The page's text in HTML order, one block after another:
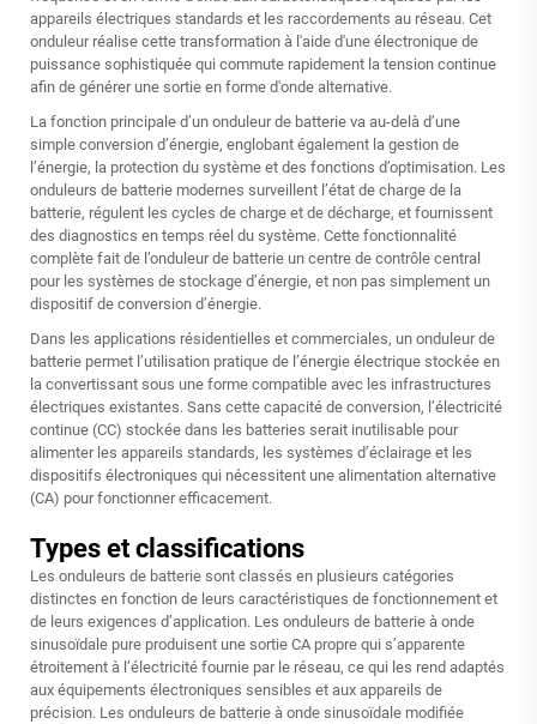
appareils électriques standards et les raccordements au réseau. Cet
onduleur réalise cette transformation à l'aide d'une électronique de
puissance sophistiquée qui commute rapidement la tension continue
afin de générer une sortie en forme d'onde alternative.
La fonction principale d’un onduleur de batterie va au-delà d’une
simple conversion d’énergie, englobant également la gestion de
l’énergie, la protection du système et des fonctions d’optimisation. Les
onduleurs de batterie modernes surveillent l’état de charge de la
batterie, régulent les cycles de charge et de décharge, et fournissent
des diagnostics en temps réel du système. Cette fonctionnalité
complète fait de l’onduleur de batterie un centre de contrôle central
pour les systèmes de stockage d’énergie, et non pas simplement un
dispositif de conversion d’énergie.
Dans les applications résidentielles et commerciales, un onduleur de
batterie permet l’utilisation pratique de l’énergie électrique stockée en
la convertissant sous une forme compatible avec les infrastructures
électriques existantes. Sans cette capacité de conversion, l’électricité
continue (CC) stockée dans les batteries serait inutilisable pour
alimenter les appareils standards, les systèmes d’éclairage et les
dispositifs électroniques qui nécessitent une alimentation alternative
(CA) pour fonctionner efficacement.
Types et classifications
Les onduleurs de batterie sont classés en plusieurs catégories
distinctes en fonction de leurs caractéristiques de fonctionnement et
de leurs exigences d’application. Les onduleurs de batterie à onde
sinusoïdale pure produisent une sortie CA propre qui s’apparente
étroitement à l’électricité fournie par le réseau, ce qui les rend adaptés
aux équipements électroniques sensibles et aux appareils de
précision. Les onduleurs de batterie à onde sinusoïdale modifiée